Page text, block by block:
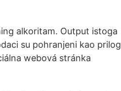
alkoritam. Output istoga
su pohranjeni kao prilog
webová stránka